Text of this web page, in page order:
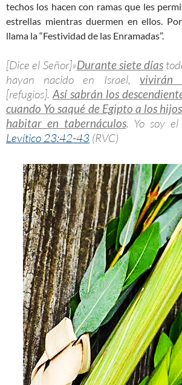
techos los hacen con ramas que les
estrellas mientras duermen en ellos.
llama la “Festividad de las Enramadas”.
[Dice el Señor]»Durante siete días
hayan nacido en Israel, vivirán
[refugios].Así sabrán los
cuando Yo saqué de Egipto a los
habitar en tabernáculos. Yo soy el
Levítico 23:42-43 (RVC)